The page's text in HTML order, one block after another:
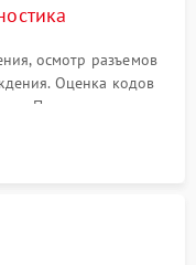
осмотр разъемов
Оценка кодов
Проверка чтения
гарантийных пломб.